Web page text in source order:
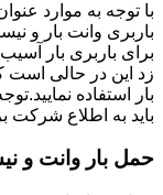
با توجه به موارد
باربری وانت بار و
برای باربری بار
زد این در حالی است
بار استفاده
باید به اطلاع شرکت
حمل بار وانت و